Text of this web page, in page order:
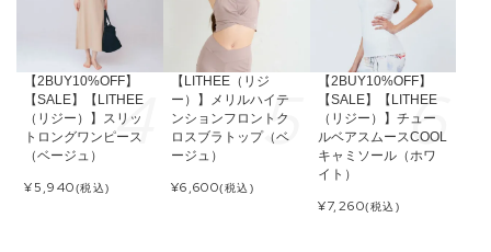
【2BUY10%OFF】
【SALE】【LITHEE
（リジー）】スリッ
トロングワンピース
（ベージュ）
¥5,940(税込)
【LITHEE（リジ
ー）】メリルハイテ
ンションフロントク
ロスブラトップ（ベ
ージュ）
¥6,600(税込)
【2BUY10%OFF】
【SALE】【LITHEE
（リジー）】チュー
ルベアスムースCOOL
キャミソール（ホワ
イト）
¥7,260(税込)